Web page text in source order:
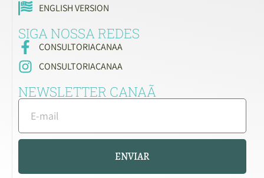
ENGLISH VERSION
SIGA NOSSA REDES
CONSULTORIACANAA
CONSULTORIACANAA
NEWSLETTER CANAÃ
ENVIAR